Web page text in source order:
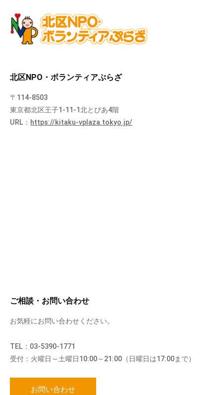
北区NPO・ボランティアぷらざ
〒114-8503
東京都北区王子1-11-1北とぴあ4階
URL： https://kitaku-vplaza.tokyo.jp/
ご相談・お問い合わせ
お気軽にお問い合わせください。
TEL：03-5390-1771
受付：火曜日～土曜日10:00～21:00（日曜日は17:00まで）
お問い合わせ